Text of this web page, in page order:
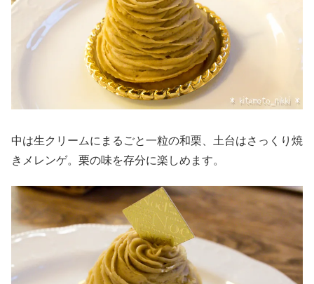
中は生クリームにまるごと一粒の和栗、土台はさっくり焼
きメレンゲ。栗の味を存分に楽しめます。